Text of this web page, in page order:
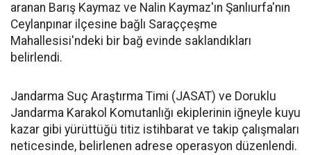
aranan Barış Kaymaz ve Nalin Kaymaz'ın Şanlıurfa'nın
Ceylanpınar ilçesine bağlı Saraççeşme
Mahallesisi'ndeki bir bağ evinde saklandıkları
belirlendi.
Jandarma Suç Araştırma Timi (JASAT) ve Doruklu
Jandarma Karakol Komutanlığı ekiplerinin iğneyle kuyu
kazar gibi yürüttüğü titiz istihbarat ve takip çalışmaları
neticesinde, belirlenen adrese operasyon düzenlendi.